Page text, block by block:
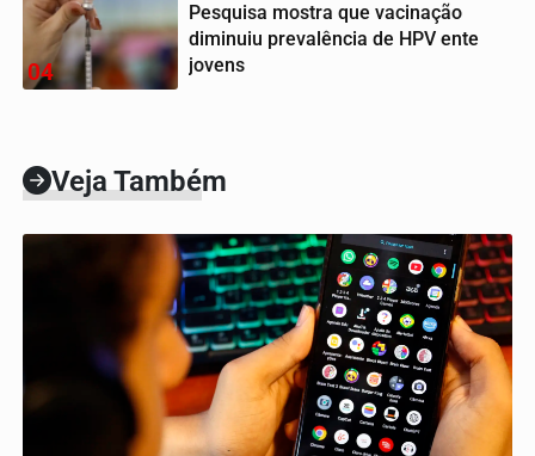
04
Pesquisa mostra que vacinação
diminuiu prevalência de HPV ente
jovens
Veja Também